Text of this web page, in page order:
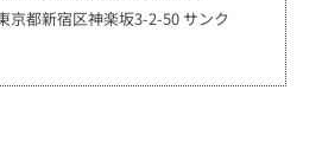
宿区神楽坂3-2-50 サンク